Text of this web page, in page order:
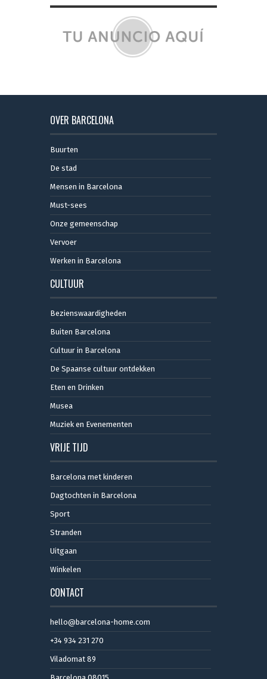
OVER BARCELONA
Buurten
De stad
Mensen in Barcelona
Must-sees
Onze gemeenschap
Vervoer
Werken in Barcelona
CULTUUR
Bezienswaardigheden
Buiten Barcelona
Cultuur in Barcelona
De Spaanse cultuur ontdekken
Eten en Drinken
Musea
Muziek en Evenementen
VRIJE TIJD
Barcelona met kinderen
Dagtochten in Barcelona
Sport
Stranden
Uitgaan
Winkelen
CONTACT
hello@barcelona-home.com
+34 934 231 270
Viladomat 89